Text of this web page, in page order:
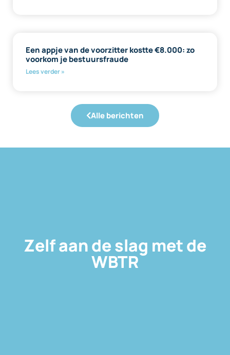
Een appje van de voorzitter kostte €8.000: zo
voorkom je bestuursfraude
Lees verder »
Alle berichten
Zelf aan de slag met de
WBTR